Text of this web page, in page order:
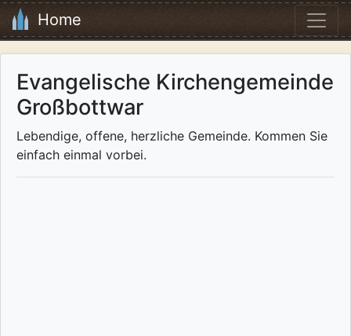
Home
Evangelische Kirchengemeinde
Großbottwar
Lebendige, offene, herzliche Gemeinde. Kommen Sie
einfach einmal vorbei.